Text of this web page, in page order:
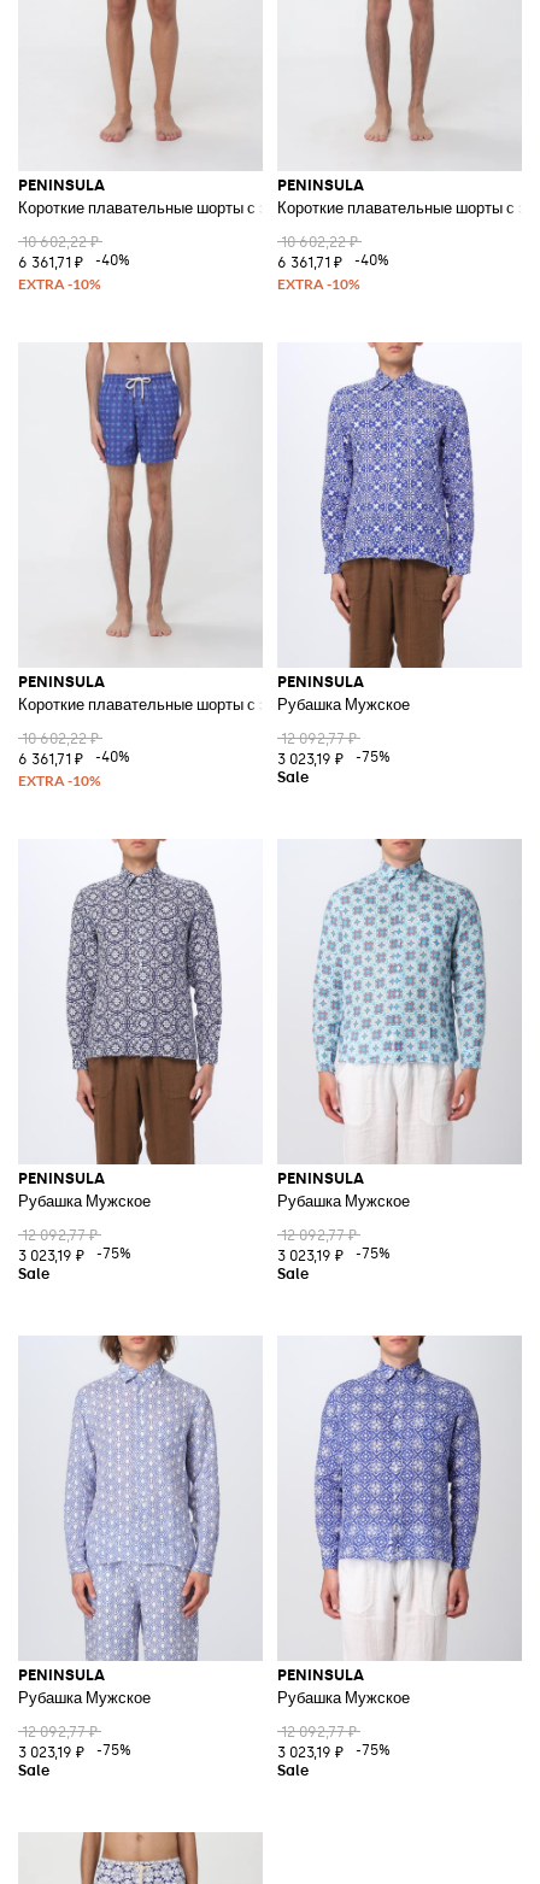
PENINSULA
Короткие плавательные шорты с этническим узором и шнурком
10 602,22 ₽
6 361,71 ₽
-40%
PENINSULA
Короткие плавательные шорты с
10 602,22 ₽
6 361,71 ₽
-40%
PENINSULA
Короткие плавательные шорты с этническим узором и шнурком
10 602,22 ₽
6 361,71 ₽
-40%
PENINSULA
Рубашка Мужское
12 092,77 ₽
3 023,19 ₽
-75%
PENINSULA
Рубашка Мужское
12 092,77 ₽
3 023,19 ₽
-75%
PENINSULA
Рубашка Мужское
12 092,77 ₽
3 023,19 ₽
-75%
PENINSULA
Рубашка Мужское
12 092,77 ₽
3 023,19 ₽
-75%
PENINSULA
Рубашка Мужское
12 092,77 ₽
3 023,19 ₽
-75%